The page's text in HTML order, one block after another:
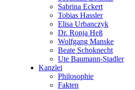
Sabrina Eckert
Tobias Hassler
Elisa Urbanczyk
Dr. Ronja Heß
Wolfgang Manske
Beate Schoknecht
Ute Baumann-Stadler
Kanzlei
Philosophie
Fakten